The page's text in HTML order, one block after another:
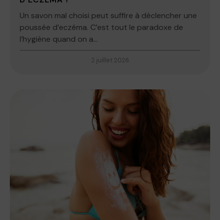
Un savon mal choisi peut suffire à déclencher une
poussée d’eczéma. C’est tout le paradoxe de
l’hygiène quand on a...
2 juillet 2026